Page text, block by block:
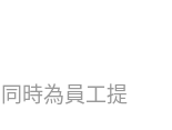
時為員工提